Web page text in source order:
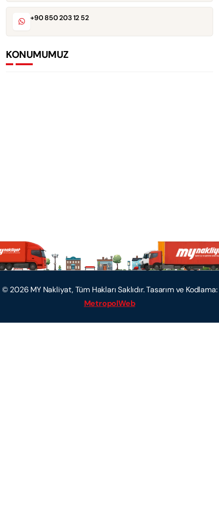
+90 850 203 12 52
KONUMUMUZ
© 2026 MY Nakliyat, Tüm Hakları Saklıdır. Tasarım ve Kodlama:
MetropolWeb